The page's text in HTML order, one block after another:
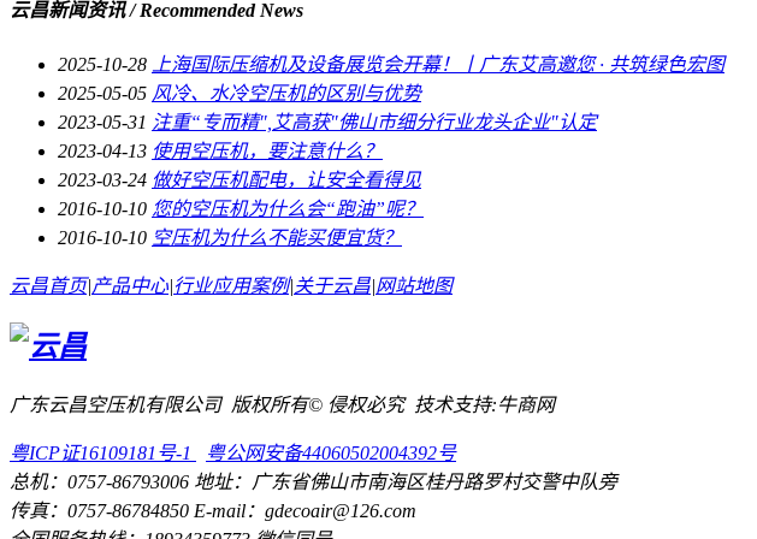
云昌新闻资讯/ Recommended News
2025-10-28
上海国际压缩机及设备展览会开幕！丨广东艾高邀您 · 共筑绿色宏图
2025-05-05 风冷、水冷空压机的区别与优势
2023-05-31 注重“专而精",艾高获"佛山市细分行业龙头企业"认定
2023-04-13 使用空压机，要注意什么？
2023-03-24 做好空压机配电，让安全看得见
2016-10-10 您的空压机为什么会“跑油”呢？
2016-10-10 空压机为什么不能买便宜货？
云昌首页|产品中心|行业应用案例|关于云昌|网站地图
广东云昌空压机有限公司 版权所有© 侵权必究 技术支持:牛商网
粤ICP证16109181号-1
粤公网安备44060502004392号
总机：0757-86793006 地址：广东省佛山市南海区桂丹路罗村交警中队旁
传真：0757-86784850 E-mail：gdecoair@126.com